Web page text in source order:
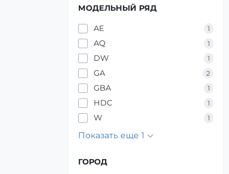
МОДЕЛЬНЫЙ РЯД
AE 1
AQ 1
DW 1
GA 2
GBA 1
HDC 1
W 1
Показать еще 1
ГОРОД